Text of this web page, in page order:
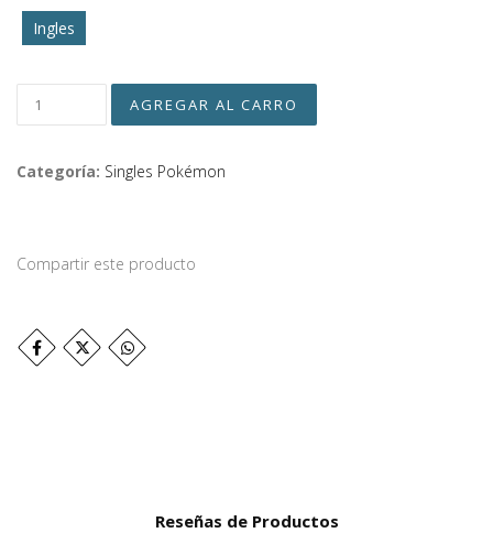
Ingles
Categoría: Singles Pokémon
Compartir este producto
Reseñas de Productos